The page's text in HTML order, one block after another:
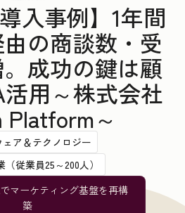
入事例】1年間
の商談数・受
成功の鍵は顧
用～株式会社
Platform～
ェア＆テクノロジー
従業員25～200人）
マーケティング基盤を再構
築